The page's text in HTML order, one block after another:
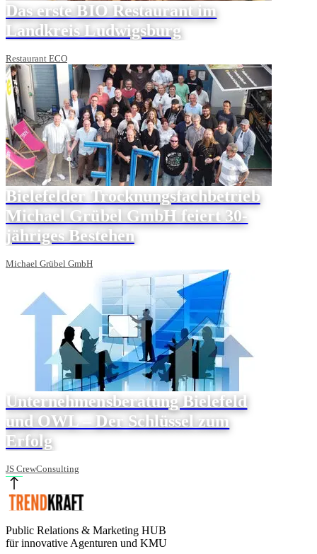
Das erste BIO Restaurant im
Landkreis Ludwigsburg
Restaurant ECO
Bielefelder Trocknungsfachbetrieb
Michael Grübel GmbH feiert 30-
jähriges Bestehen
Michael Grübel GmbH
Unternehmensberatung Bielefeld
und OWL – Der Schlüssel zum
Erfolg
JS CrewConsulting
Public Relations & Marketing HUB
für innovative Agenturen und KMU